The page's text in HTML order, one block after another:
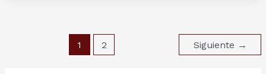
1 2 Siguiente →